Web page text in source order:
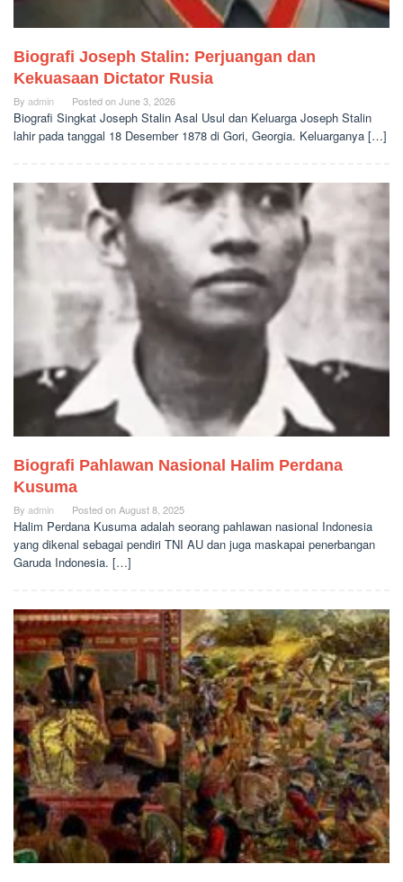
Biografi Joseph Stalin: Perjuangan dan
Kekuasaan Dictator Rusia
By admin Posted onJune 3, 2026
Biografi Singkat Joseph Stalin Asal Usul dan Keluarga Joseph Stalin
lahir pada tanggal 18 Desember 1878 di Gori, Georgia. Keluarganya […]
Biografi Pahlawan Nasional Halim Perdana
Kusuma
By admin Posted onAugust 8, 2025
Halim Perdana Kusuma adalah seorang pahlawan nasional Indonesia
yang dikenal sebagai pendiri TNI AU dan juga maskapai penerbangan
Garuda Indonesia. […]